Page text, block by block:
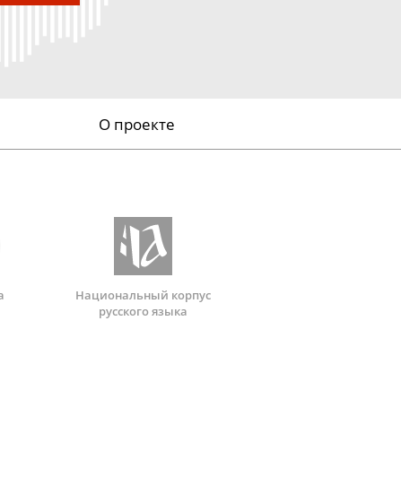
О проекте
Национальный корпус
русского языка